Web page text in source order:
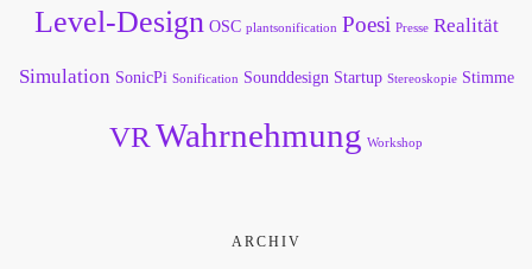
Level-Design OSC plantsonification Poesi Presse Realität
Simulation SonicPi Sonification Sounddesign Startup Stereoskopie Stimme
VR Wahrnehmung Workshop
ARCHIV